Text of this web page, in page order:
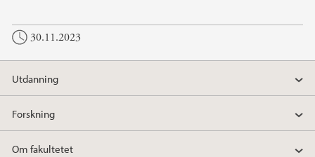
30.11.2023
Utdanning
Forskning
Om fakultetet